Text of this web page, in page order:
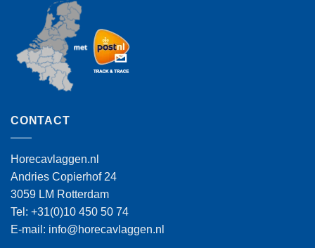
CONTACT
Horecavlaggen.nl
Andries Copierhof 24
3059 LM Rotterdam
Tel: +31(0)10 450 50 74
E-mail: info@horecavlaggen.nl